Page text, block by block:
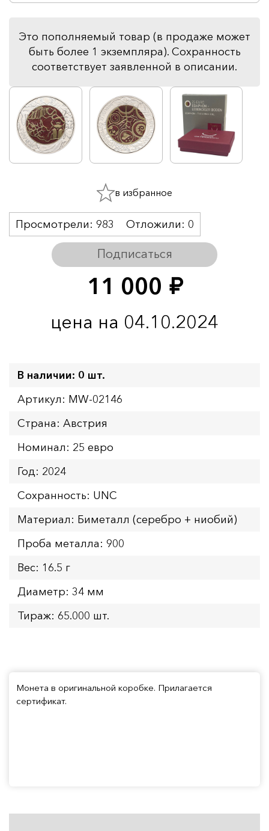
Это пополняемый товар (в продаже может
быть более 1 экземпляра). Сохранность
соответствует заявленной в описании.
11 000 руб.
цена на 04.10.2024
Подписаться
Просмотрели: 983 Отложили: 0
в избранное
В наличии: 0 шт.
Артикул: MW-02146
Страна: Австрия
Номинал: 25 евро
Год: 2024
Сохранность: UNC
Материал: Биметалл (серебро + ниобий)
Проба металла: 900
Вес: 16.5 г
Диаметр: 34 мм
Тираж: 65.000 шт.
Монета в оригинальной коробке. Прилагается
сертификат.